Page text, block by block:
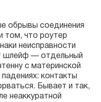
обрывы соединения
том, что роутер
неисправности
шлейф — отдельный
с материнской
контакты
Бывает и так,
неаккуратной